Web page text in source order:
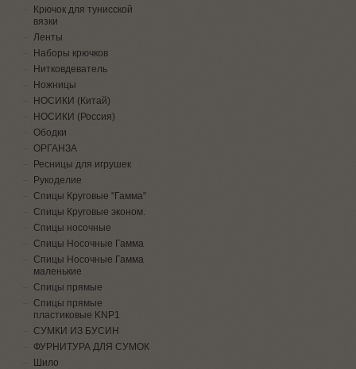
Крючок для тунисской
вязки
Ленты
Наборы крючков
Нитковдеватель
Ножницы
НОСИКИ (Китай)
НОСИКИ (Россия)
Ободки
ОРГАНЗА
Ресницы для игрушек
Рукоделие
Спицы Круговые "Гамма"
Спицы Круговые эконом.
Спицы носочные
Спицы Носочные Гамма
Спицы Носочные Гамма
маленькие
Спицы прямые
Спицы прямые
пластиковые KNP1
СУМКИ ИЗ БУСИН
ФУРНИТУРА ДЛЯ СУМОК
Шило